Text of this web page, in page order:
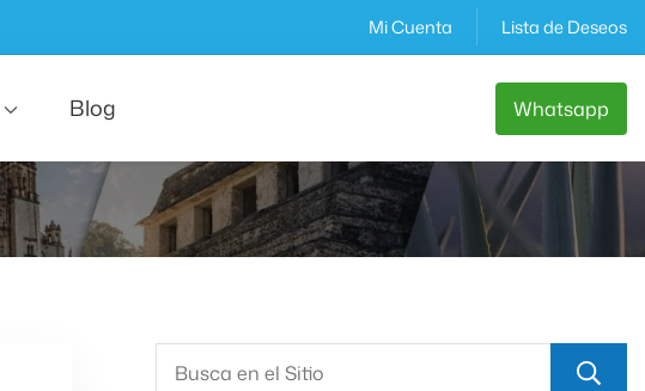
Mi Cuenta Lista de Deseos
Blog Whatsapp